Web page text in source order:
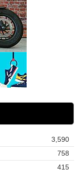
3,590
758
415